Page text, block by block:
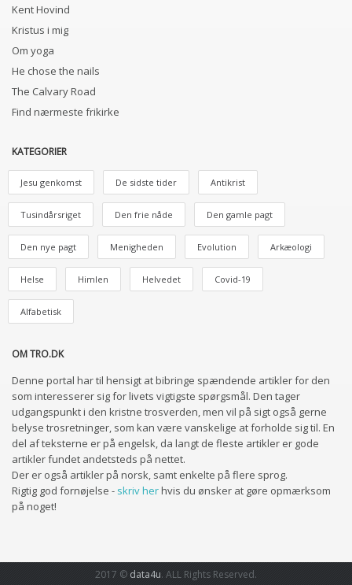
Kent Hovind
Kristus i mig
Om yoga
He chose the nails
The Calvary Road
Find nærmeste frikirke
KATEGORIER
Jesu genkomst De sidste tider Antikrist
Tusindårsriget Den frie nåde Den gamle pagt
Den nye pagt Menigheden Evolution Arkæologi
Helse Himlen Helvedet Covid-19
Alfabetisk
OM TRO.DK
Denne portal har til hensigt at bibringe spændende artikler for den
som interesserer sig for livets vigtigste spørgsmål. Den tager
udgangspunkt i den kristne trosverden, men vil på sigt også gerne
belyse trosretninger, som kan være vanskelige at forholde sig til. En
del af teksterne er på engelsk, da langt de fleste artikler er gode
artikler fundet andetsteds på nettet.
Der er også artikler på norsk, samt enkelte på flere sprog.
Rigtig god fornøjelse - skriv herhvis du ønsker at gøre opmærksom
på noget!
2017 © data4u. ALL Rights Reserved.